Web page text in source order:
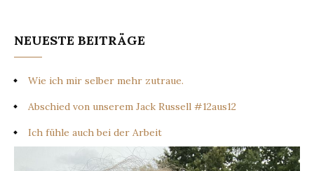
NEUESTE BEITRÄGE
Wie ich mir selber mehr zutraue.
Abschied von unserem Jack Russell #12aus12
Ich fühle auch bei der Arbeit